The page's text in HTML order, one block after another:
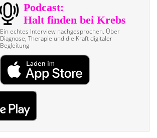
Ein echtes Interview nach­gesprochen. Über
Diagnose, Therapie und die Kraft digitaler
Begleitung